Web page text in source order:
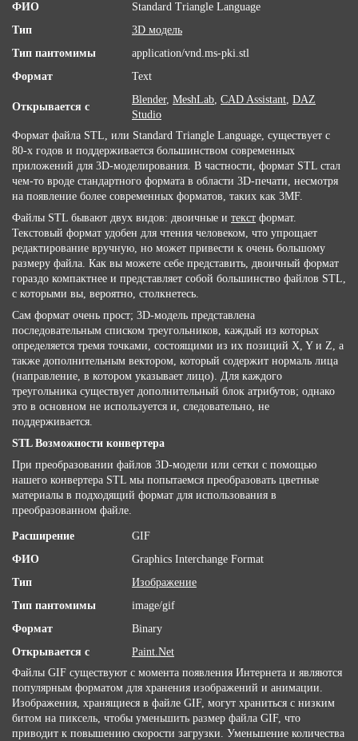
ФИО
Standard Triangle Language
Тип
3D модель
Тип пантомимы
application/vnd.ms-pki.stl
Формат
Text
Открывается с
Blender, MeshLab, CAD Assistant, DAZ
Studio
Формат файла STL, или Standard Triangle Language, существует с
80-х годов и поддерживается большинством современных
приложений для 3D-моделирования. В частности, формат STL стал
чем-то вроде стандартного формата в области 3D-печати, несмотря
на появление более современных форматов, таких как 3MF.
Файлы STL бывают двух видов: двоичные и текст формат.
Текстовый формат удобен для чтения человеком, что упрощает
редактирование вручную, но может привести к очень большому
размеру файла. Как вы можете себе представить, двоичный формат
гораздо компактнее и представляет собой большинство файлов STL,
с которыми вы, вероятно, столкнетесь.
Сам формат очень прост; 3D-модель представлена ​​
последовательным списком треугольников, каждый из которых
определяется тремя точками, состоящими из их позиций X, Y и Z, а
также дополнительным вектором, который содержит нормаль лица
(направление, в котором указывает лицо). Для каждого
треугольника существует дополнительный блок атрибутов; однако
это в основном не используется и, следовательно, не
поддерживается.
STL Возможности конвертера
При преобразовании файлов 3D-модели или сетки с помощью
нашего конвертера STL мы попытаемся преобразовать цветные
материалы в подходящий формат для использования в
преобразованном файле.
Расширение
GIF
ФИО
Graphics Interchange Format
Тип
Изображение
Тип пантомимы
image/gif
Формат
Binary
Открывается с
Paint.Net
Файлы GIF существуют с момента появления Интернета и являются
популярным форматом для хранения изображений и анимации.
Изображения, хранящиеся в файле GIF, могут храниться с низким
битом на пиксель, чтобы уменьшить размер файла GIF, что
приводит к повышению скорости загрузки. Уменьшение количества